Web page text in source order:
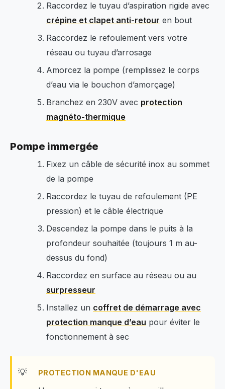
Raccordez le tuyau d’aspiration rigide avec
crépine et clapet anti-retour en bout
Raccordez le refoulement vers votre
réseau ou tuyau d’arrosage
Amorcez la pompe (remplissez le corps
d’eau via le bouchon d’amorçage)
Branchez en 230V avec protection
magnéto-thermique
Pompe immergée
Fixez un câble de sécurité inox au sommet
de la pompe
Raccordez le tuyau de refoulement (PE
pression) et le câble électrique
Descendez la pompe dans le puits à la
profondeur souhaitée (toujours 1 m au-
dessus du fond)
Raccordez en surface au réseau ou au
surpresseur
Installez un coffret de démarrage avec
protection manque d’eau pour éviter le
fonctionnement à sec
PROTECTION MANQUE D'EAU